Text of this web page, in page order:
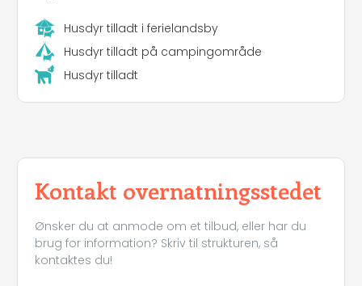
Husdyr tilladt i ferielandsby
Husdyr tilladt på campingområde
Husdyr tilladt
Kontakt overnatningsstedet
Ønsker du at anmode om et tilbud, eller har du
brug for information? Skriv til strukturen, så
kontaktes du!